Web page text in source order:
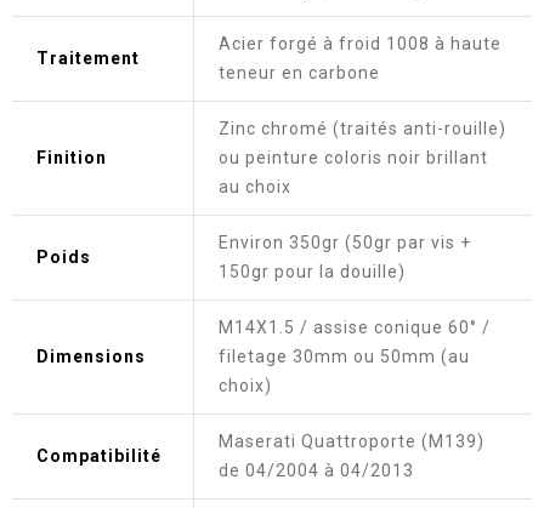
Traitement
Acier forgé à froid 1008 à haute
teneur en carbone
Finition
Zinc chromé (traités anti-rouille)
ou peinture coloris noir brillant
au choix
Poids
Environ 350gr (50gr par vis +
150gr pour la douille)
Dimensions
M14X1.5 / assise conique 60° /
filetage 30mm ou 50mm (au
choix)
Compatibilité
Maserati Quattroporte (M139)
de 04/2004 à 04/2013